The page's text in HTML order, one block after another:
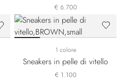
€ 6.700
1 colore
Sneakers in pelle di vitello
€ 1.100